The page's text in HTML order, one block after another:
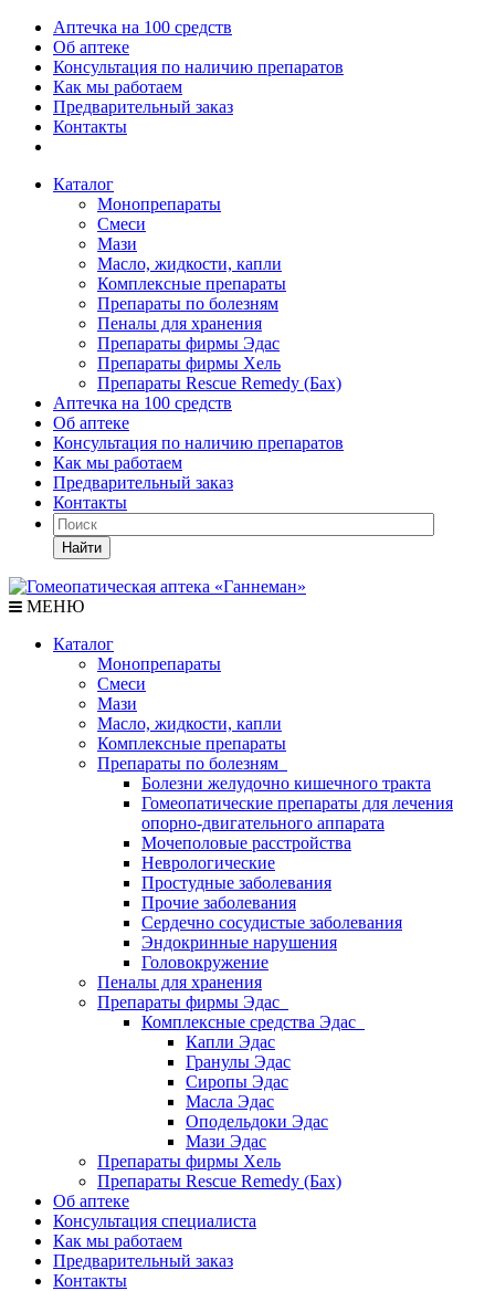
Аптечка на 100 средств
Об аптеке
Консультация по наличию препаратов
Как мы работаем
Предварительный заказ
Контакты
Каталог
Монопрепараты
Смеси
Мази
Масло, жидкости, капли
Комплексные препараты
Препараты по болезням
Пеналы для хранения
Препараты фирмы Эдас
Препараты фирмы Хель
Препараты Rescue Remedy (Бах)
Аптечка на 100 средств
Об аптеке
Консультация по наличию препаратов
Как мы работаем
Предварительный заказ
Контакты
Найти
МЕНЮ
Каталог
Монопрепараты
Смеси
Мази
Масло, жидкости, капли
Комплексные препараты
Препараты по болезням
Болезни желудочно кишечного тракта
Гомеопатические препараты для лечения
опорно-двигательного аппарата
Мочеполовые расстройства
Неврологические
Простудные заболевания
Прочие заболевания
Сердечно сосудистые заболевания
Эндокринные нарушения
Головокружение
Пеналы для хранения
Препараты фирмы Эдас
Комплексные средства Эдас
Капли Эдас
Гранулы Эдас
Сиропы Эдас
Масла Эдас
Оподельдоки Эдас
Мази Эдас
Препараты фирмы Хель
Препараты Rescue Remedy (Бах)
Об аптеке
Консультация специалиста
Как мы работаем
Предварительный заказ
Контакты